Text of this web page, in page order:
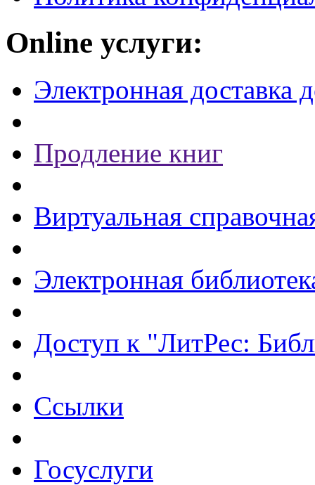
Online услуги:
Электронная доставка
Продление книг
Виртуальная
Электронная
Доступ к "ЛитРес:
Ссылки
Госуслуги